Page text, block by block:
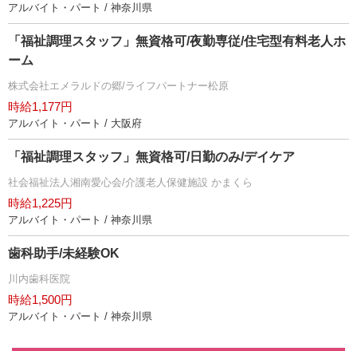
アルバイト・パート / 神奈川県
「福祉調理スタッフ」無資格可/夜勤専従/住宅型有料老人ホ
ーム
株式会社エメラルドの郷/ライフパートナー松原
時給1,177円
アルバイト・パート / 大阪府
「福祉調理スタッフ」無資格可/日勤のみ/デイケア
社会福祉法人湘南愛心会/介護老人保健施設 かまくら
時給1,225円
アルバイト・パート / 神奈川県
歯科助手/未経験OK
川内歯科医院
時給1,500円
アルバイト・パート / 神奈川県